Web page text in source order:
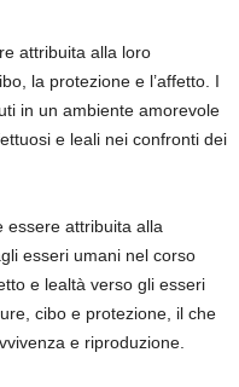
attribuita alla loro
la protezione e l’affetto. I
in un ambiente amorevole
e leali nei confronti dei
essere attribuita alla
esseri umani nel corso
e lealtà verso gli esseri
cibo e protezione, il che
e riproduzione.